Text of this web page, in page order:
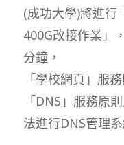
(成功大學)將進行
400G改接作業」
分鐘，
「學校網頁」服
「DNS」服務原
法進行DNS管理